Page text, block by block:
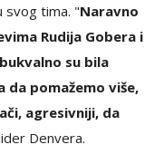
svog tima. "Naravno
Rudija Gobera i
su bila
da pomažemo više,
agresivniji, da
Denvera.